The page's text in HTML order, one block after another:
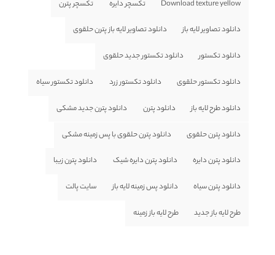
Download texture yellow تکسچر دایره تکسچر پترن
دانلود تصاویر لایه باز دانلود تصاویر لایه باز پترن حلقوی
دانلود تکستور دانلود تکستور جدید حلقوی
دانلود تکستور حلقوی دانلود تکستور زرد دانلود تکستور سیاه
دانلود طرح لایه باز دانلود پترن دانلود پترن جدید مشکی
دانلود پترن حلقوی دانلود پترن حلقوی با پس زمینه مشکی
دانلود پترن دایره دانلود پترن دایره شیک دانلود پترن زیبا
دانلود پترن سیاه دانلود پس زمینه لایه باز سایت پالت
طرح لایه باز جدید طرح لایه باز زمینه